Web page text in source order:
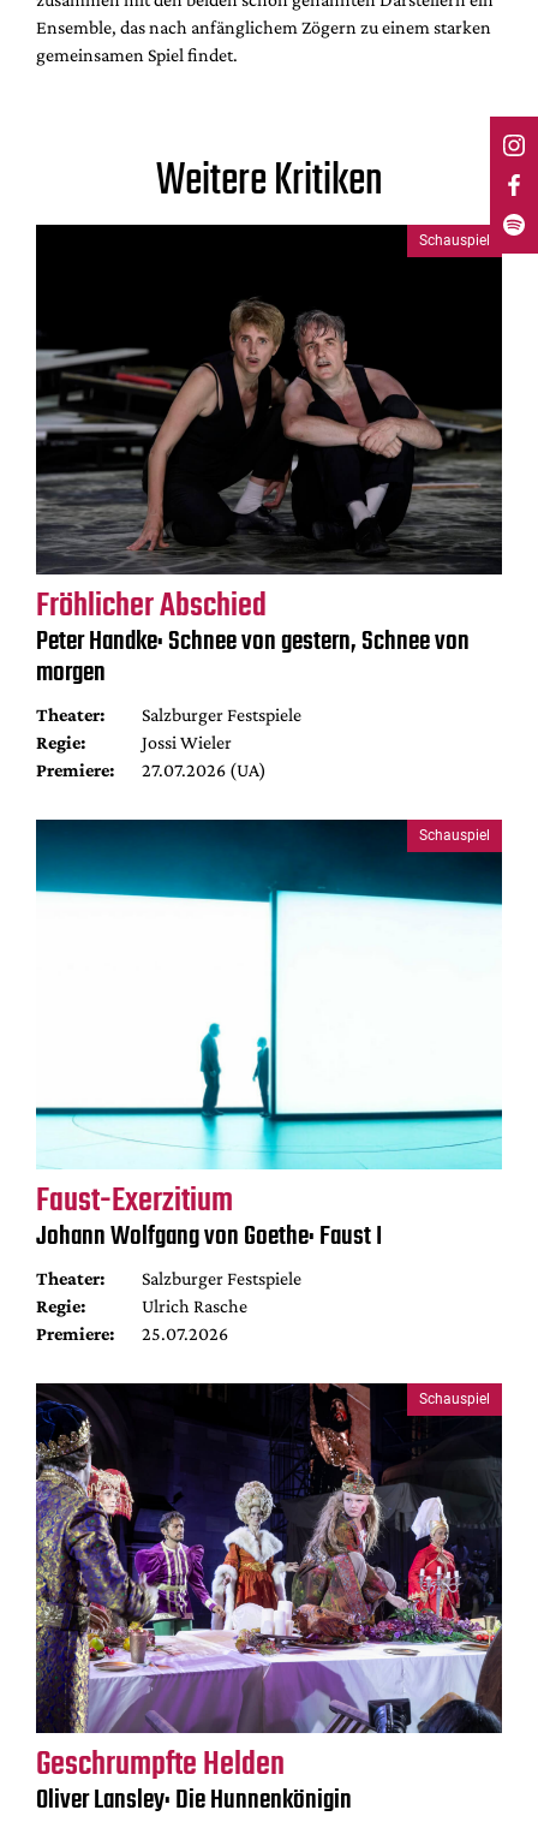
Ensemble, das nach anfänglichem Zögern zu einem starken
gemeinsamen Spiel findet.
Weitere Kritiken
Schauspiel
Fröhlicher Abschied
Peter Handke: Schnee von gestern, Schnee von
morgen
Theater:
Salzburger Festspiele
Regie:
Jossi Wieler
Premiere:
27.07.2026 (UA)
Schauspiel
Faust-Exerzitium
Johann Wolfgang von Goethe: Faust I
Theater:
Salzburger Festspiele
Regie:
Ulrich Rasche
Premiere:
25.07.2026
Schauspiel
Geschrumpfte Helden
Oliver Lansley: Die Hunnenkönigin